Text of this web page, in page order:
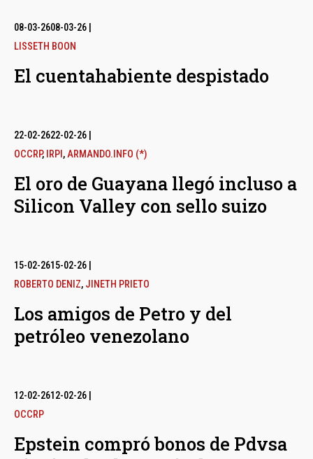
08-03-2608-03-26
LISSETH BOON
El cuentahabiente despistado
22-02-2622-02-26
OCCRP, IRPI ,ARMANDO.INFO (*)
El oro de Guayana llegó incluso a
Silicon Valley con sello suizo
15-02-2615-02-26
ROBERTO DENIZ, JINETH PRIETO
Los amigos de Petro y del
petróleo venezolano
12-02-2612-02-26
OCCRP
Epstein compró bonos de Pdvsa